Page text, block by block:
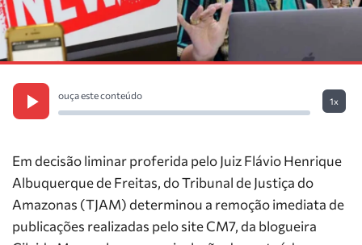
ouça este conteúdo
1x
Em decisão liminar proferida pelo Juiz Flávio Henrique
Albuquerque de Freitas, do Tribunal de Justiça do
Amazonas (TJAM) determinou a remoção imediata de
publicações realizadas pelo site CM7, da blogueira